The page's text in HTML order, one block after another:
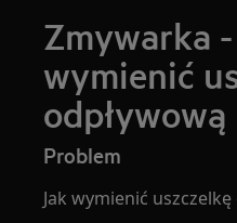
Zmywarka
wymienić
odpływową
Problem
Jak wymienić